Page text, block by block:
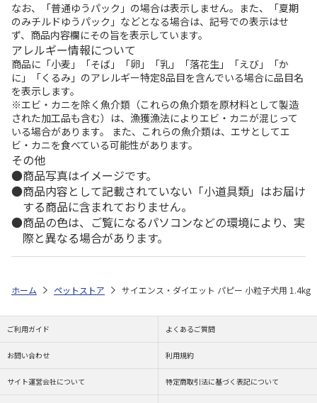
なお、「普通ゆうパック」の場合は表示しません。また、「夏期
のみチルドゆうパック」などとなる場合は、記号での表示はせ
ず、商品内容欄にその旨を表示しています。
アレルギー情報について
商品に「小麦」「そば」「卵」「乳」「落花生」「えび」「か
に」「くるみ」のアレルギー特定8品目を含んでいる場合に品目名
を表示します。
※エビ・カニを除く魚介類（これらの魚介類を原材料として製造
された加工品も含む）は、漁獲漁法によりエビ・カニが混じって
いる場合があります。 また、これらの魚介類は、エサとしてエ
ビ・カニを食べている可能性があります。
その他
商品写真はイメージです。
商品内容として記載されていない「小道具類」はお届け
する商品に含まれておりません。
商品の色は、ご覧になるパソコンなどの環境により、実
際と異なる場合があります。
ホーム ペットストア サイエンス・ダイエット パピー 小粒子犬用 1.4kg
ご利用ガイド よくあるご質問
お問い合わせ 利用規約
サイト運営会社について 特定商取引法に基づく表記について